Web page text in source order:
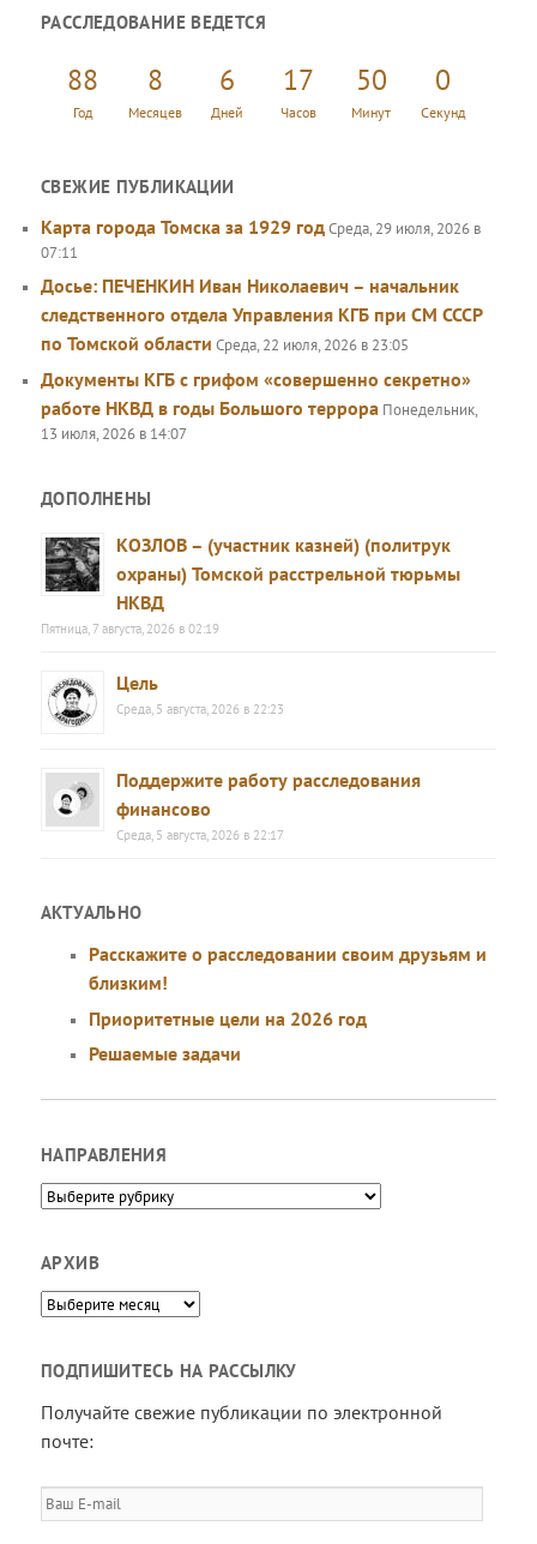
с
РАССЛЕДОВАНИЕ ВЕДЕТСЯ
88
Год
8
Месяцев
6
Дней
17
Часов
50
Минут
0
Секунд
СВЕЖИЕ ПУБЛИКАЦИИ
Карта города Томска за 1929 годСреда, 29 июля, 2026 в
07:11
Досье: ПЕЧЕНКИН Иван Николаевич – начальник
следственного отдела Управления КГБ при СМ СССР
по Томской области Среда, 22 июля, 2026 в 23:05
Документы КГБ с грифом «совершенно секретно»
работе НКВД в годы Большого террора Понедельник,
13 июля, 2026 в 14:07
ДОПОЛНЕНЫ
КОЗЛОВ – (участник казней) (политрук
охраны) Томской расстрельной тюрьмы
НКВД
Пятница, 7 августа, 2026 в 02:19
Цель
Среда, 5 августа, 2026 в 22:23
Поддержите работу расследования
финансово
Среда, 5 августа, 2026 в 22:17
АКТУАЛЬНО
Расскажите о расследовании своим друзьям и
близким!
Приоритетные цели на 2026 год
Решаемые задачи
НАПРАВЛЕНИЯ
Направления
АРХИВ
Архив
ПОДПИШИТЕСЬ НА РАССЫЛКУ
Получайте свежие публикации по электронной
почте:
Ваш
E-